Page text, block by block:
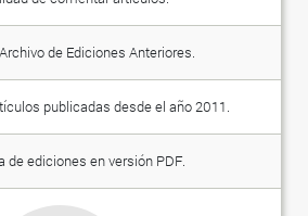
de Ediciones Anteriores.
publicadas desde el año 2011.
de ediciones en versión PDF.